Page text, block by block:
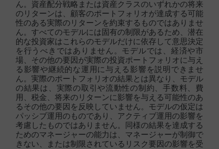
ん。資産配分戦略または資産クラスのいずれかの将来
のリターンは、顧客のポートフォリオが達成する可能
性のある実際のリターンを約束するものではありませ
ん。すべてのモデルには固有の制限があるため、潜在
的な投資家はこれらのモデルだけに依存して意思決定
を行うべきではありません。モデルでは、経済や市
場、その他の要因が実際の投資ポートフォリオに与え
る影響や継続的な運用に与える影響を説明できませ
ん。実際のポートフォリオの結果とは異なり、モデル
の結果は、実際の取引や流動性の制約、手数料、費
用、税金、将来のリターンに影響を与える可能性のあ
るその他の要因を反映していません。モデルの仮定は
パッシブ運用のものであり、アクティブ運用の影響を
考慮したものではありません。同様の結果を達成する
ためのマネージャーの能力は、マネージャーが制御で
きない、または制限されているリスク要因の影響を受